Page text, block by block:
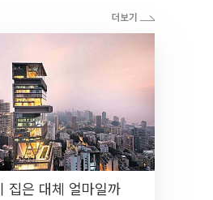
집은 대체 얼마일까